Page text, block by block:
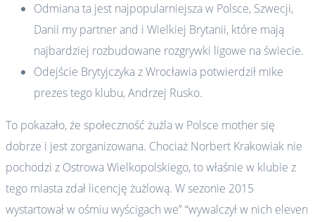
Odmiana ta jest najpopularniejsza w Polsce, Szwecji,
Danii my partner and i Wielkiej Brytanii, które mają
najbardziej rozbudowane rozgrywki ligowe na świecie.
Odejście Brytyjczyka z Wrocławia potwierdził mike
prezes tego klubu, Andrzej Rusko.
To pokazało, że społeczność żużla w Polsce mother się
dobrze i jest zorganizowana. Chociaż Norbert Krakowiak nie
pochodzi z Ostrowa Wielkopolskiego, to właśnie w klubie z
tego miasta zdał licencję żużlową. W sezonie 2015
wystartował w ośmiu wyścigach we” “wywalczył w nich eleven